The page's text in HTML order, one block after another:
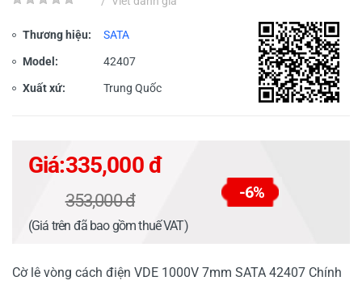
Thương hiệu: SATA
Model: 42407
Xuất xứ: Trung Quốc
Giá:335,000 đ
353,000 đ -6%
(Giá trên đã bao gồm thuế VAT)
Cờ lê vòng cách điện VDE 1000V 7mm SATA 42407 Chính